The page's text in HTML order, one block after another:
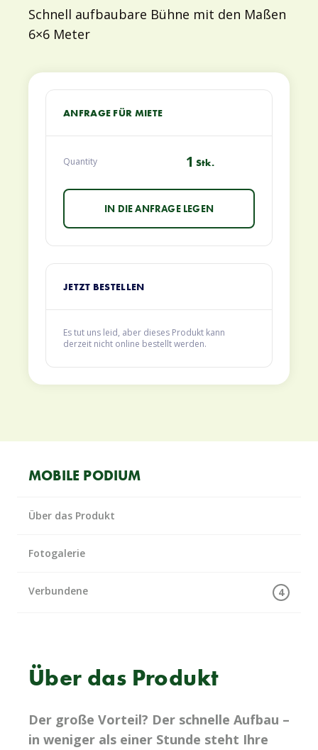
Schnell aufbaubare Bühne mit den Maßen
6×6 Meter
ANFRAGE FÜR MIETE
Quantity 1 Stk.
JETZT BESTELLEN
Es tut uns leid, aber dieses Produkt kann
derzeit nicht online bestellt werden.
MOBILE PODIUM
Über das Produkt
Fotogalerie
Verbundene 4
Über das Produkt
Der große Vorteil? Der schnelle Aufbau –
in weniger als einer Stunde steht Ihre